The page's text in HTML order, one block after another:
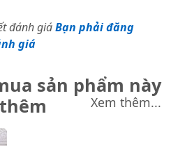
đánh giáBạn phải đăng
giá
sản phẩm này
Xem thêm...